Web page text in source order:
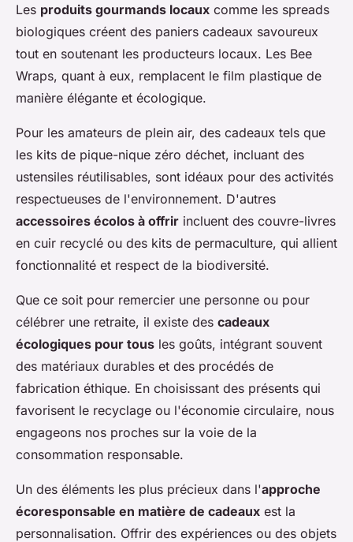
Les produits gourmands locaux comme les spreads
biologiques créent des paniers cadeaux savoureux
tout en soutenant les producteurs locaux. Les Bee
Wraps, quant à eux, remplacent le film plastique de
manière élégante et écologique.
Pour les amateurs de plein air, des cadeaux tels que
les kits de pique-nique zéro déchet, incluant des
ustensiles réutilisables, sont idéaux pour des activités
respectueuses de l'environnement. D'autres
accessoires écolos à offrir incluent des couvre-livres
en cuir recyclé ou des kits de permaculture, qui allient
fonctionnalité et respect de la biodiversité.
Que ce soit pour remercier une personne ou pour
célébrer une retraite, il existe des cadeaux
écologiques pour tous les goûts, intégrant souvent
des matériaux durables et des procédés de
fabrication éthique. En choisissant des présents qui
favorisent le recyclage ou l'économie circulaire, nous
engageons nos proches sur la voie de la
consommation responsable.
Un des éléments les plus précieux dans l'approche
écoresponsable en matière de cadeaux est la
personnalisation. Offrir des expériences ou des objets